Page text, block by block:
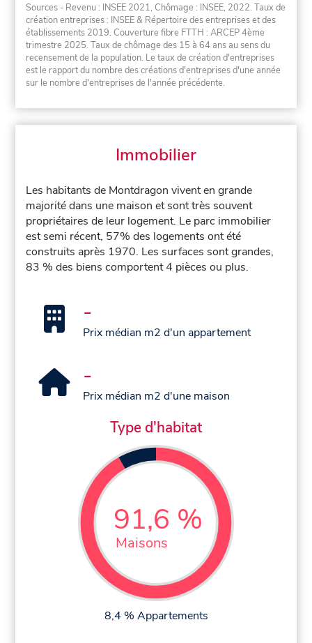
Sources - Revenu : INSEE 2021, Chômage : INSEE, 2022. Taux de
création entreprises : INSEE & Répertoire des entreprises et des
établissements 2019. Couverture fibre FTTH : ARCEP 4ème
trimestre 2025. Taux de chômage des 15 à 64 ans au sens du
recensement de la population. Le taux de création d'entreprises
est le rapport du nombre des créations d'entreprises d'une année
sur le nombre d'entreprises de l'année précédente.
Immobilier
Les habitants de Montdragon vivent en grande
majorité dans une maison et sont très souvent
propriétaires de leur logement. Le parc immobilier
est semi récent, 57% des logements ont été
construits après 1970. Les surfaces sont grandes,
83 % des biens comportent 4 pièces ou plus.
-
Prix médian m2 d'un appartement
-
Prix médian m2 d'une maison
Type d'habitat
91,6 %
Maisons
8,4 % Appartements